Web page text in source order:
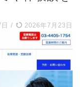
/ 2026年7月23日